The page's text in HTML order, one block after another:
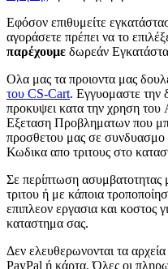
Εφόσον επιθυμείτε
αγοράσετε πρέπει να το
παρέχουμε δωρεάν
Ολα μας τα προιοντα μας
του CS-Cart. Εγγυομαστε την
προκυψει κατα την χρηση
Εξεταση Προβληματων που
προσθετου μας σε
Κωδικα απο τριτους στο
Σε περίπτωση
τριτου ή με κάποια
επιπλεον εργασια και κοστος
καταστημα σας.
Δεν ελευθερωνονται τα
PayPal ή κάρτα. Όλες οι